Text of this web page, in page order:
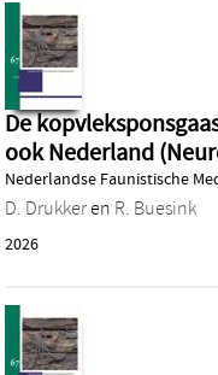
De
ook Nederland
Nederlandse Faunistische
D. Drukkeren R. Buesink
2026